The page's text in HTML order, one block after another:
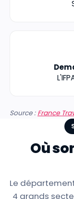
Source : France
Où
Le
4 grands